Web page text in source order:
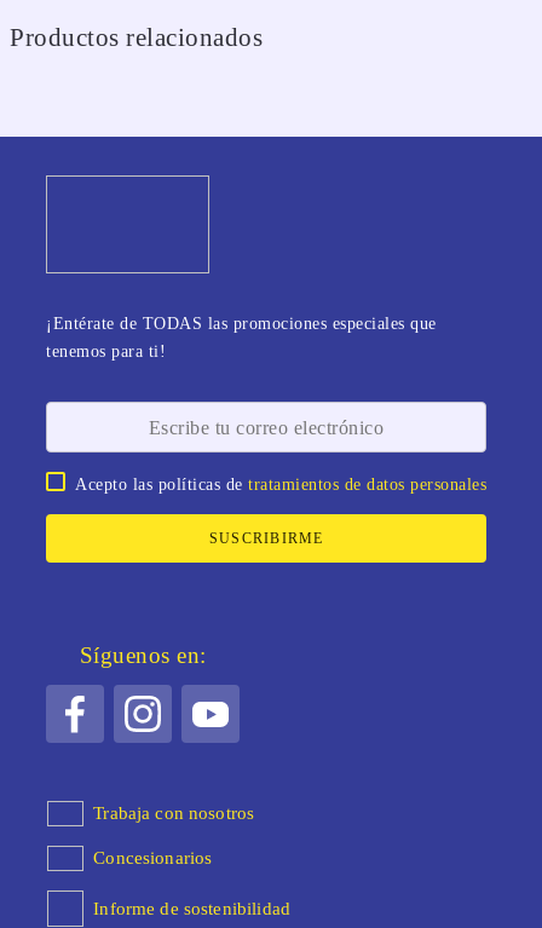
Productos relacionados
¡Entérate de TODAS las promociones especiales que
tenemos para ti!
Acepto las políticas detratamientos de datos personales
SUSCRIBIRME
Síguenos en:
Trabaja con nosotros
Concesionarios
Informe de sostenibilidad